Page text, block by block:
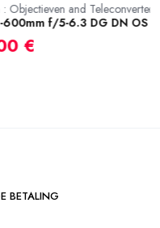
: Hybride Lenzen
(S) L-Mount
BETALING